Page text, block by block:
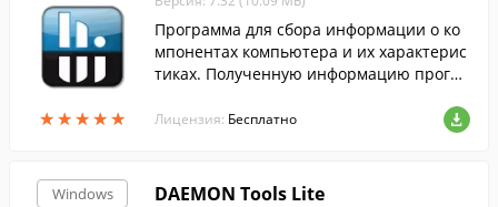
★★★★★
★★★★★
Программа для сбора информации о ко
мпонентах компьютера и их характерис
тиках. Полученную информацию програ
ML и HTML.
Лицензия: Бесплатно
Windows DAEMON Tools Lite